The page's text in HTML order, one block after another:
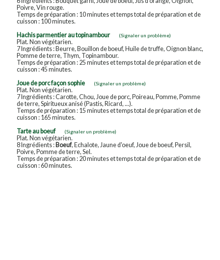
Poivre, Vin rouge.
Temps de préparation : 10 minutes et temps total de préparation et de
cuisson : 100 minutes.
Hachis parmentier au topinambour
(Signaler un problème)
Plat. Non végétarien.
7 Ingrédients : Beurre, Bouillon de boeuf, Huile de truffe, Oignon blanc,
Pomme de terre, Thym, Topinambour.
Temps de préparation : 25 minutes et temps total de préparation et de
cuisson : 45 minutes.
Joue de porc façon sophie
(Signaler un problème)
Plat. Non végétarien.
7 Ingrédients : Carotte, Chou, Joue de porc, Poireau, Pomme, Pomme
de terre, Spiritueux anisé (Pastis, Ricard, ...).
Temps de préparation : 15 minutes et temps total de préparation et de
cuisson : 165 minutes.
Tarte au boeuf
(Signaler un problème)
Plat. Non végétarien.
8 Ingrédients : Boeuf, Echalote, Jaune d'oeuf, Joue de boeuf, Persil,
Poivre, Pomme de terre, Sel.
Temps de préparation : 20 minutes et temps total de préparation et de
cuisson : 60 minutes.